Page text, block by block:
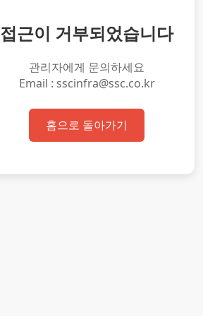
접근이 거부되었습니다
관리자에게 문의하세요
Email : sscinfra@ssc.co.kr
홈으로 돌아가기